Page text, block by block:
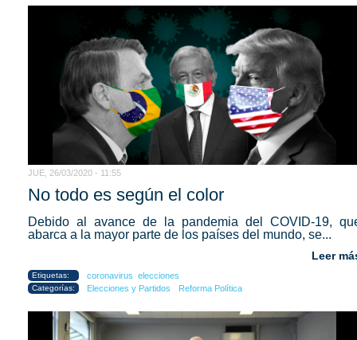
JUE, 26/03/2020 - 11:55
No todo es según el color
Debido al avance de la pandemia del COVID-19,
abarca a la mayor parte de los países del mundo, se...
Leer
Etiquetas: coronavirus elecciones
Categorías: Elecciones y Partidos Reforma Política